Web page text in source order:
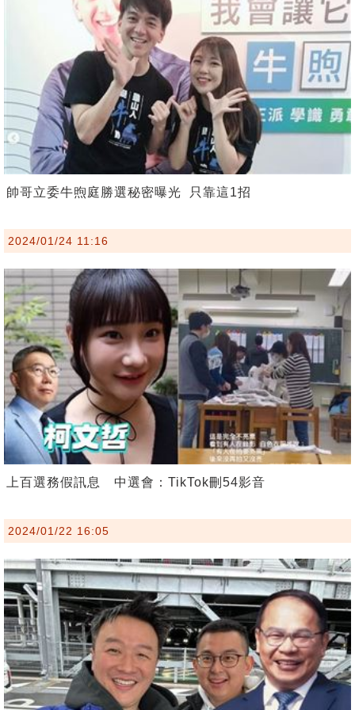
帥哥立委牛煦庭勝選秘密曝光 只靠這1招
2024/01/24 11:16
上百選務假訊息 中選會：TikTok刪54影音
2024/01/22 16:05